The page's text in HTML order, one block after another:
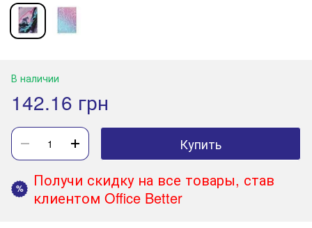
В наличии
142.16 грн
Купить
%
Получи скидку на все товары, став
клиентом Office Better